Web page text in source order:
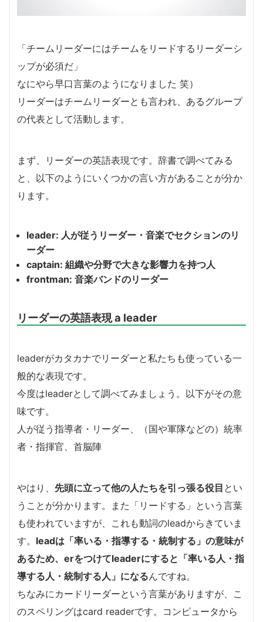
「チームリーダーにはチームをリードするリーダーシ
ップが必須だ」
なにやら早口言葉のようになりました 笑）
リーダーはチームリーダーとも言われ、あるグループ
の代表として活動します。
まず、リーダーの英語表現です。辞書で調べてみる
と、以下のようにいくつかの言い方があることが分か
ります。
leader: 人が従うリーダー・音楽でセクションのリ
ーダー
captain: 組織や分野で大きな影響力を持つ人
frontman: 音楽バンドのリーダー
リーダーの英語表現 a leader
leaderがカタカナでリーダーと私たちも使っている一
般的な表現です。
今度はleaderとして調べてみましょう。以下がその意
味です。
人が従う指導者・リーダー、（国や軍隊などの）統率
者・指揮官、首脳陣
やはり、 先頭に立って他の人たちを引っ張る役目 とい
うことが分かります。また「リードする」という言葉
も使われていますが、これも動詞のleadからきていま
す。 leadは「率いる・指導する・統制する」の意味が
あるため、erをつけてleaderにすると「率いる人・指
導する人・統制する人」になるんですね。
ちなみにカードリーダーという言葉がありますが、こ
のスペリングはcard readerです。コンピュータから